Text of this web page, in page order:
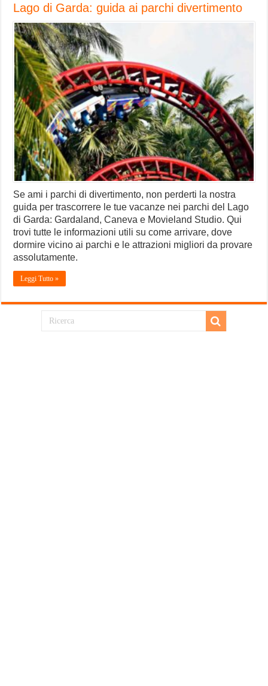
Lago di Garda: guida ai parchi divertimento
Se ami i parchi di divertimento, non perderti la nostra
guida per trascorrere le tue vacanze nei parchi del Lago
di Garda: Gardaland, Caneva e Movieland Studio. Qui
trovi tutte le informazioni utili su come arrivare, dove
dormire vicino ai parchi e le attrazioni migliori da provare
assolutamente.
Leggi Tutto »